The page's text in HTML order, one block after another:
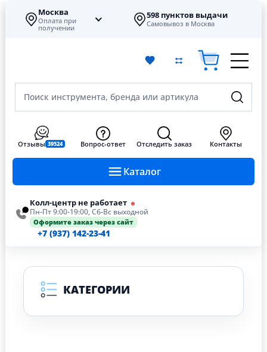
Москва
Оплата при
получении
598 пунктов выдачи
Самовывоз в Москва
Поиск инструмента, бренда или артикула
Каталог
Отзывы 39524 Вопрос-ответ Отследить заказ Контакты
Колл-центр не работает
Пн-Пт 9:00-19:00, Сб-Вс выходной
Оформите заказ через сайт
+7 (937) 142-23-41
КАТЕГОРИИ